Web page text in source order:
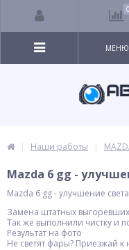
МЕНЮ
Наши работы
Mazda 6 gg -
Mazda 6 gg - улучшение
Замена штатных
Так же выполнили чистку и
Результат на фото
Не светят фары? Приезжай к
0